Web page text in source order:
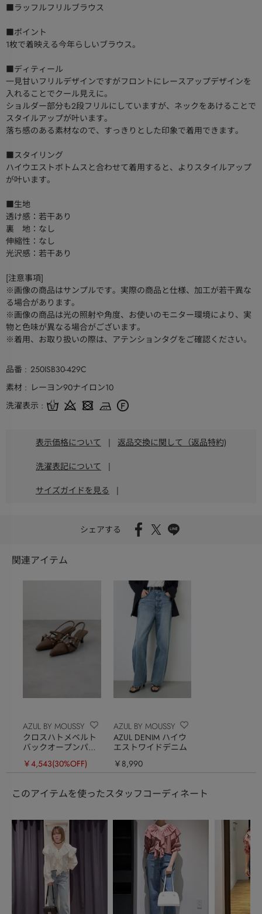
■ラッフルフリルブラウス
■ポイント
1枚で着映える今年らしいブラウス。
■ディティール
一見甘いフリルデザインですがフロントにレースアップデザインを
入れることでクール見えに。
ショルダー部分も2段フリルにしていますが、ネックをあけることで
スタイルアップが叶います。
落ち感のある素材なので、すっきりとした印象で着用できます。
■スタイリング
ハイウエストボトムスと合わせて着用すると、よりスタイルアップ
が叶います。
■生地
透け感：若干あり
裏 地：なし
伸縮性：なし
光沢感：若干あり
[注意事項]
※画像の商品はサンプルです。実際の商品と仕様、加工が若干異な
る場合があります。
※画像の商品は光の照射や角度、お使いのモニター環境により、実
物と色味が異なる場合がございます。
※着用、お取り扱いの際は、アテンションタグをご確認ください。
品番
250ISB30-429C
素材
レーヨン90ナイロン10
洗濯表示
表示価格について | 返品交換に関して（返品特約)
洗濯表記について |
サイズガイドを見る |
シェアする
関連アイテム
AZUL BY MOUSSY
クロスハトメベルト
バックオープンパン
￥4,543(30%OFF)
AZUL BY MOUSSY
AZUL DENIM ハイウ
エストワイドデニム
￥8,990
このアイテムを使ったスタッフコーディネート